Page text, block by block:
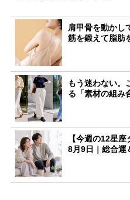
肩甲骨を動かし
筋を鍛えて脂肪
もう迷わない。
る「素材の組み
【今週の12星
8月9日｜総合運